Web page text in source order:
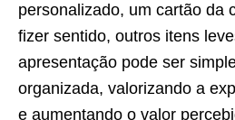
personalizado, um cartão da
fizer sentido, outros itens
apresentação pode ser
organizada, valorizando a
e aumentando o valor